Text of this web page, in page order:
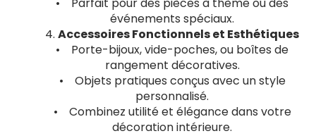
événements spéciaux.
4. Accessoires Fonctionnels et Esthétiques
• Porte-bijoux, vide-poches, ou boîtes de
rangement décoratives.
• Objets pratiques conçus avec un style
personnalisé.
• Combinez utilité et élégance dans votre
décoration intérieure.